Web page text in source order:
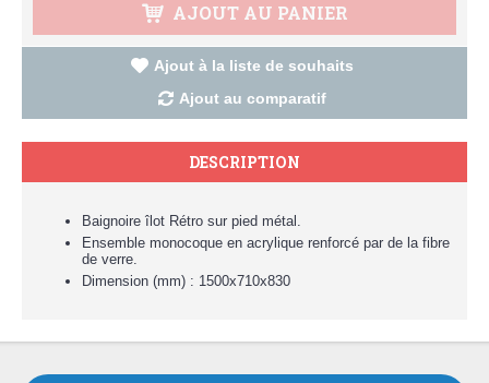
AJOUT AU PANIER
Ajout à la liste de souhaits
Ajout au comparatif
DESCRIPTION
Baignoire îlot Rétro sur pied métal.
Ensemble monocoque en acrylique renforcé par de la fibre
de verre.
Dimension (mm) : 1500x710x830